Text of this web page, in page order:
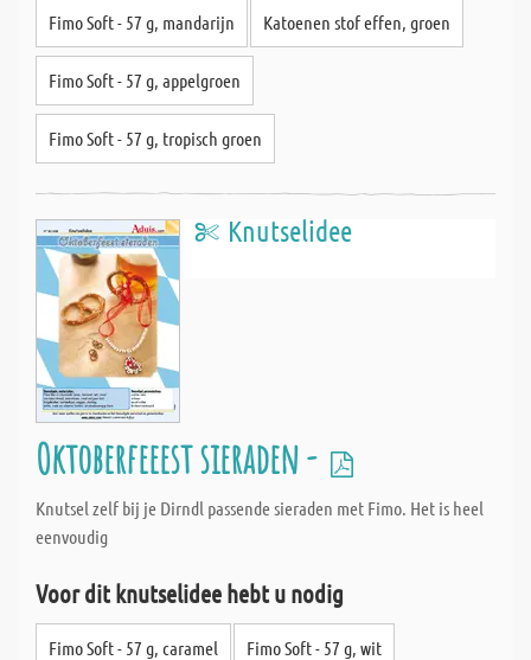
Fimo Soft - 57 g, mandarijn Katoenen stof effen, groen
Fimo Soft - 57 g, appelgroen
Fimo Soft - 57 g, tropisch groen
Knutselidee
Oktoberfeeest sieraden -
Knutsel zelf bij je Dirndl passende sieraden met Fimo. Het is heel
eenvoudig
Voor dit knutselidee hebt u nodig
Fimo Soft - 57 g, caramel Fimo Soft - 57 g, wit